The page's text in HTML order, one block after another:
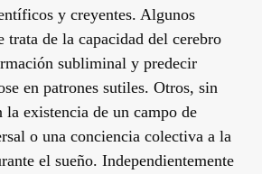
y creyentes. Algunos
trata de la capacidad del cerebro
subliminal y predecir
en patrones sutiles. Otros, sin
la existencia de un campo de
o una conciencia colectiva a la
el sueño. Independientemente